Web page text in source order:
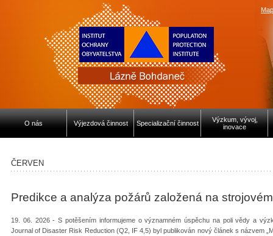
O nás Výjezdová činnost Specializační činnost
Výzkum, vývoj,
inovace
ČERVEN
Predikce a analýza požárů založená na
19. 06. 2026 - S potěšením informujeme o významném úspěchu na poli vědy a
Journal of Disaster Risk Reduction (Q2, IF 4,5) byl publikován nový článek s názvem